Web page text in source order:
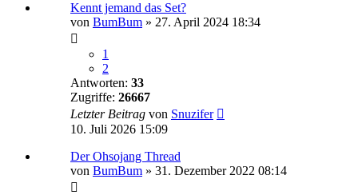
Kennt jemand das Set?
von BumBum » 27. April 2024 18:34
1
2
Antworten: 33
Zugriffe: 26667
Letzter Beitrag von Snuzifer
10. Juli 2026 15:09
Der Ohsojang Thread
von BumBum » 31. Dezember 2022 08:14